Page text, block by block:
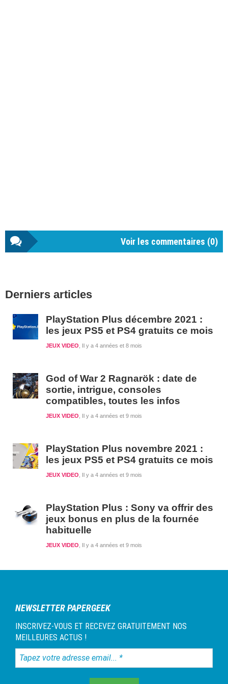
Voir les commentaires (0)
latérale
Derniers articles
PlayStation Plus décembre 2021 :
les jeux PS5 et PS4 gratuits ce mois
Il y a 4 années et 8 mois
JEUX VIDEO
God of War 2 Ragnarök : date de
sortie, intrigue, consoles
compatibles, toutes les infos
Il y a 4 années et 9 mois
JEUX VIDEO
PlayStation Plus novembre 2021 :
les jeux PS5 et PS4 gratuits ce mois
Il y a 4 années et 9 mois
JEUX VIDEO
PlayStation Plus : Sony va offrir des
jeux bonus en plus de la fournée
habituelle
Il y a 4 années et 9 mois
JEUX VIDEO
NEWSLETTER PAPERGEEK
INSCRIVEZ-VOUS ET RECEVEZ GRATUITEMENT NOS
MEILLEURES ACTUS !
Tapez
votre